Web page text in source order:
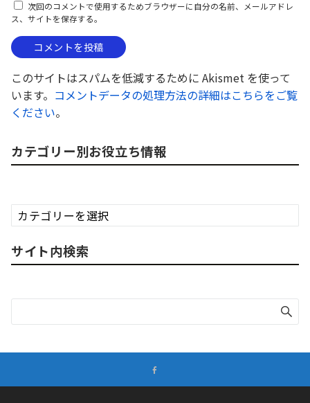
次回のコメントで使用するためブラウザーに自分の名前、メールアドレ
ス、サイトを保存する。
このサイトはスパムを低減するために Akismet を使って
います。 コメントデータの処理方法の詳細はこちらをご覧
ください。
カテゴリー別お役立ち情報
カ
テ
リ
ー
お
立
サイト内検索